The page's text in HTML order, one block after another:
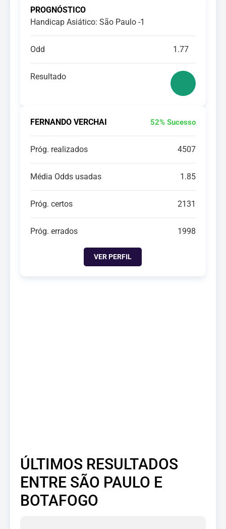
PROGNÓSTICO
Handicap Asiático: São Paulo -1
Odd 1.77
Resultado
FERNANDO VERCHAI 52% Sucesso
Próg. realizados 4507
Média Odds usadas 1.85
Próg. certos 2131
Próg. errados 1998
VER PERFIL
ÚLTIMOS RESULTADOS
ENTRE SÃO PAULO E
BOTAFOGO